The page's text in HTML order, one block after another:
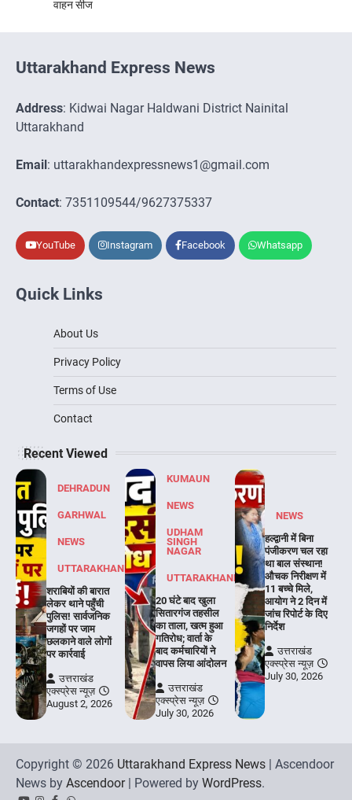
वाहन सीज
Uttarakhand Express News
Address: Kidwai Nagar Haldwani District Nainital
Uttarakhand
Email: uttarakhandexpressnews1@gmail.com
Contact: 7351109544/9627375337
YouTube Instagram Facebook Whatsapp
Quick Links
About Us
Privacy Policy
Terms of Use
Contact
Recent Viewed
DEHRADUN
GARHWAL
NEWS
UTTARAKHAND
शराबियों की बारात
लेकर थाने पहुँची
पुलिस! सार्वजनिक
जगहों पर जाम
छलकाने वाले लोगों
पर कार्रवाई
उत्तराखंड
एक्स्प्रेस न्यूज़
August 2, 2026
KUMAUN
NEWS
UDHAM
SINGH
NAGAR
UTTARAKHAND
20 घंटे बाद खुला
सितारगंज तहसील
का ताला, खत्म हुआ
गतिरोध; वार्ता के
बाद कर्मचारियों ने
वापस लिया आंदोलन
उत्तराखंड
एक्स्प्रेस न्यूज़
July 30, 2026
NEWS
हल्द्वानी में बिना
पंजीकरण चल रहा
था बाल संस्थान!
औचक निरीक्षण में
11 बच्चे मिले,
आयोग ने 2 दिन में
जांच रिपोर्ट के दिए
निर्देश
उत्तराखंड
एक्स्प्रेस न्यूज़
July 30, 2026
Copyright © 2026 Uttarakhand Express News | Ascendoor
News by Ascendoor| Powered by WordPress.